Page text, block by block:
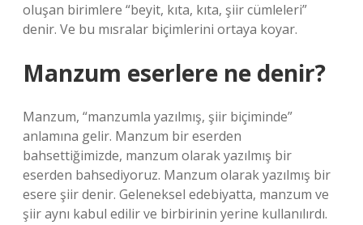
oluşan birimlere “beyit, kıta, kıta, şiir cümleleri”
denir. Ve bu mısralar biçimlerini ortaya koyar.
Manzum eserlere ne denir?
Manzum, “manzumla yazılmış, şiir biçiminde”
anlamına gelir. Manzum bir eserden
bahsettiğimizde, manzum olarak yazılmış bir
eserden bahsediyoruz. Manzum olarak yazılmış bir
esere şiir denir. Geleneksel edebiyatta, manzum ve
şiir aynı kabul edilir ve birbirinin yerine kullanılırdı.